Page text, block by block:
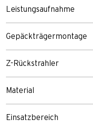
Leistungsaufnahme
Gepäckträgermontage
Z-Rückstrahler
Material
Einsatzbereich